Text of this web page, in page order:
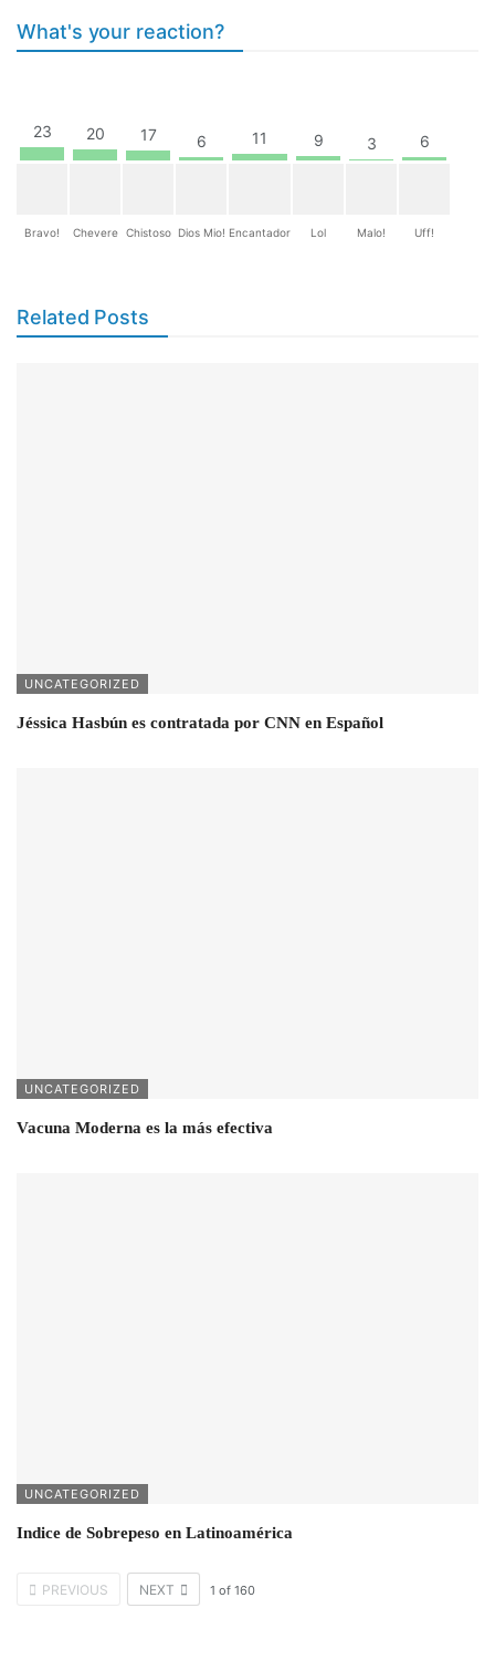
What's your reaction?
23
Bravo!
20
Chevere
17
Chistoso
6
Dios Mio!
11
Encantador
9
Lol
3
Malo!
6
Uff!
Related Posts
UNCATEGORIZED
Jéssica Hasbún es contratada por CNN en Español
UNCATEGORIZED
Vacuna Moderna es la más efectiva
UNCATEGORIZED
Indice de Sobrepeso en Latinoamérica
PREVIOUS NEXT 1 of 160